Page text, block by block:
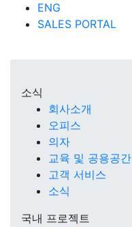
ENG
SALES PORTAL
소식
회사소개
오피스
의자
교육 및 공용공간
고객 서비스
소식
국내 프로젝트